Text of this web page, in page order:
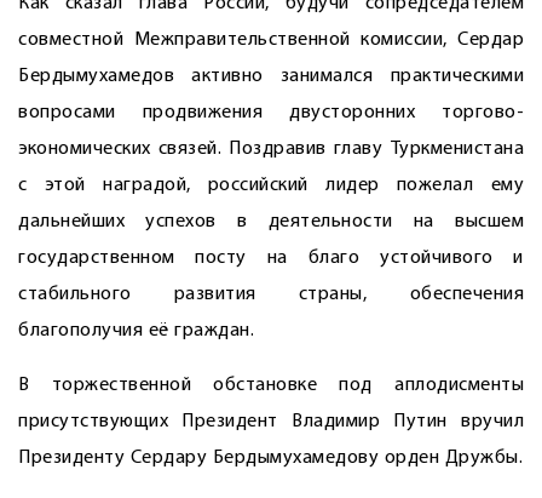
совместной Межправительственной комиссии, Сердар
Бердымухамедов активно занимался практическими
вопросами продвижения двусторонних торгово-
экономических связей. Поздравив главу Туркменистана
с этой наградой, российский лидер пожелал ему
дальнейших успехов в деятельности на высшем
государственном посту на благо устойчивого и
стабильного развития страны, обеспечения
благополучия её граждан.
В торжественной обстановке под аплодисменты
присутствующих Президент ­Владимир ­Путин вручил
Президенту ­Сердару Бердымухамедову орден ­Дружбы.